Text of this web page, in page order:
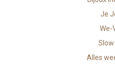
Je
We-
Alles